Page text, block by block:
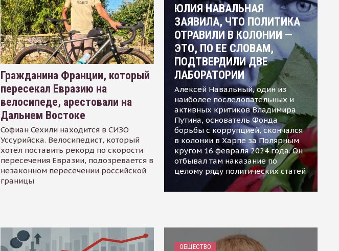
Гражданина Франции, который
пересекал Евразию на
велосипеде, арестовали на
Дальнем Востоке
Софиан Сехили находится в СИЗО
Уссурийска. Велосипедист, который
хотел поставить рекорд по скорости
пересечения Евразии, подозревается в
незаконном пересечении российской
границы
ЮЛИЯ НАВАЛЬНАЯ
ЗАЯВИЛА, ЧТО ПОЛИТИКА
ОТРАВИЛИ В КОЛОНИИ —
ЭТО, ПО ЕЕ СЛОВАМ,
ПОДТВЕРДИЛИ ДВЕ
ЛАБОРАТОРИИ
Алексей Навальный, один из
наиболее последовательных и
активных критиков Владимира
Путина, основатель Фонда
борьбы с коррупцией, скончался
в колонии в Харпе за Полярным
кругом 16 февраля 2024 года. Он
отбывал там наказание по
целому ряду политических статей
ОБЩЕСТВО